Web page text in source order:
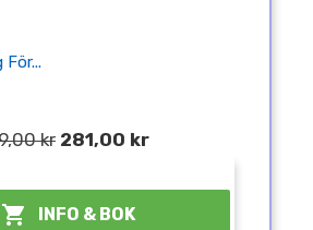
kr 281,00 kr
 INFO & BOK